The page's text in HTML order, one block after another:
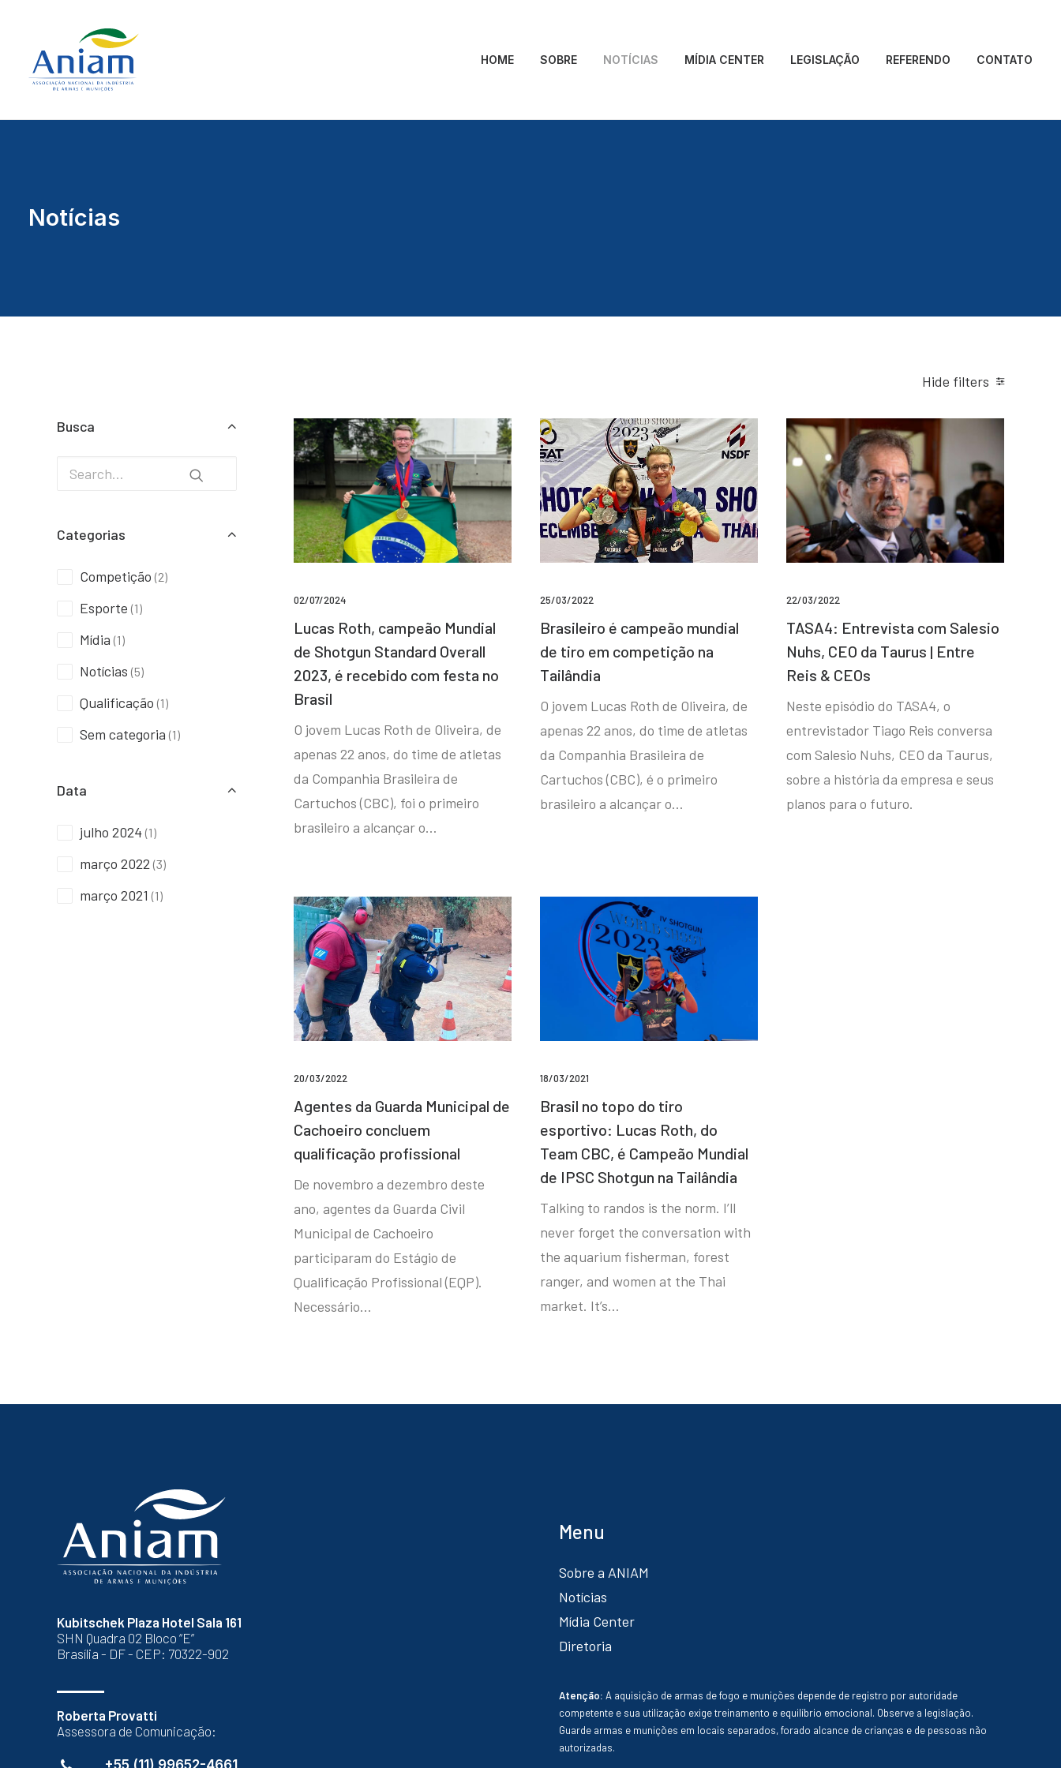
HOME SOBRE NOTÍCIAS MÍDIA CENTER LEGISLAÇÃO REFERENDO CONTATO
Notícias
Hide filters
Busca
Categorias
Competição (2)
Esporte (1)
Mídia (1)
Notícias (5)
Qualificação (1)
Sem categoria (1)
Data
julho 2024 (1)
março 2022 (3)
março 2021 (1)
02/07/2024
Lucas Roth, campeão Mundial
de Shotgun Standard Overall
2023, é recebido com festa no
Brasil
O jovem Lucas Roth de Oliveira, de
apenas 22 anos, do time de atletas
da Companhia Brasileira de
Cartuchos (CBC), foi o primeiro
brasileiro a alcançar o…
25/03/2022
Brasileiro é campeão mundial
de tiro em competição na
Tailândia
O jovem Lucas Roth de Oliveira, de
apenas 22 anos, do time de atletas
da Companhia Brasileira de
Cartuchos (CBC), é o primeiro
brasileiro a alcançar o…
22/03/2022
TASA4: Entrevista com Salesio
Nuhs, CEO da Taurus | Entre
Reis & CEOs
Neste episódio do TASA4, o
entrevistador Tiago Reis conversa
com Salesio Nuhs, CEO da Taurus,
sobre a história da empresa e seus
planos para o futuro.
20/03/2022
Agentes da Guarda Municipal de
Cachoeiro concluem
qualificação profissional
De novembro a dezembro deste
ano, agentes da Guarda Civil
Municipal de Cachoeiro
participaram do Estágio de
Qualificação Profissional (EQP).
Necessário…
18/03/2021
Brasil no topo do tiro
esportivo: Lucas Roth, do
Team CBC, é Campeão Mundial
de IPSC Shotgun na Tailândia
Talking to randos is the norm. I’ll
never forget the conversation with
the aquarium fisherman, forest
ranger, and women at the Thai
market. It’s…
Kubitschek Plaza Hotel Sala 161
SHN Quadra 02 Bloco “E”
Brasília - DF - CEP: 70322-902
Roberta Provatti
Assessora de Comunicação:
+55 (11) 99652-4661
Menu
Sobre a ANIAM
Notícias
Mídia Center
Diretoria
Atenção: A aquisição de armas de fogo e munições depende de registro por autoridade
competente e sua utilização exige treinamento e equilíbrio emocional. Observe a legislação.
Guarde armas e munições em locais separados, forado alcance de crianças e de pessoas não
autorizadas.